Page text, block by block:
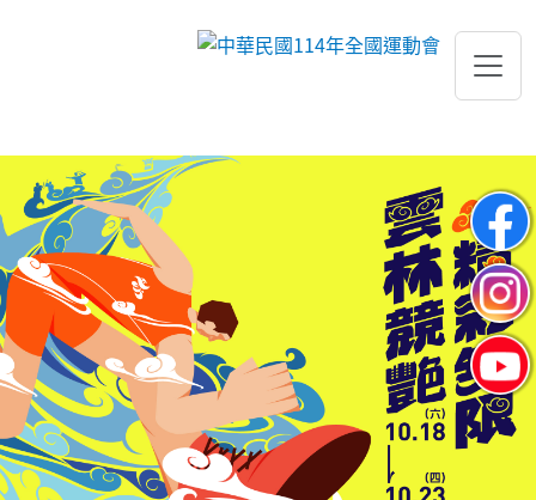
跳到主要內容